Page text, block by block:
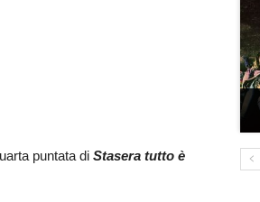
puntata di Stasera tutto è